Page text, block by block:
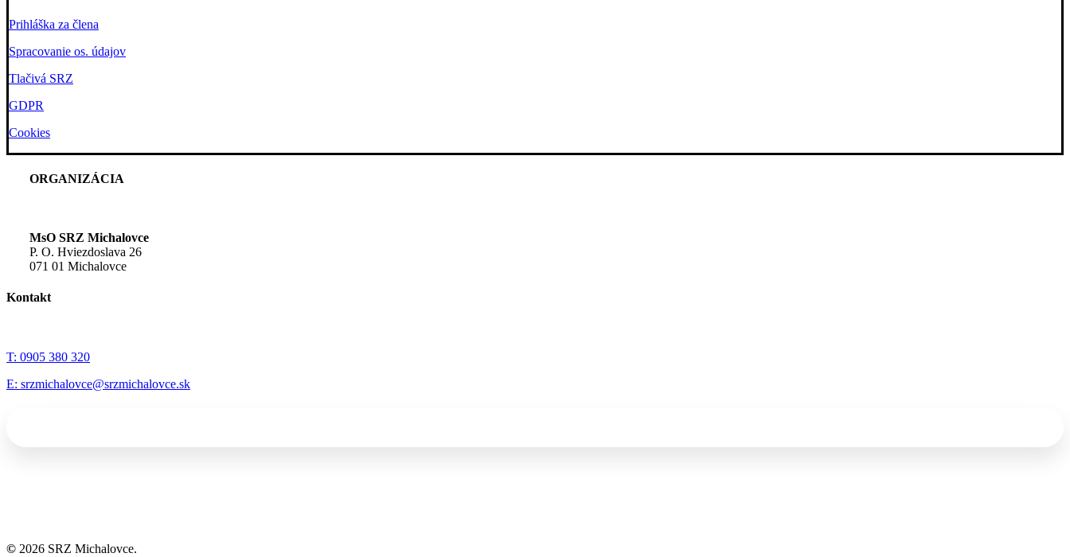
Prihláška za člena
Spracovanie os. údajov
Tlačivá SRZ
GDPR
Cookies
ORGANIZÁCIA
MsO SRZ Michalovce
P. O. Hviezdoslava 26
071 01 Michalovce
Kontakt
T: 0905 380 320
E: srzmichalovce@srzmichalovce.sk
© 2026 SRZ Michalovce.